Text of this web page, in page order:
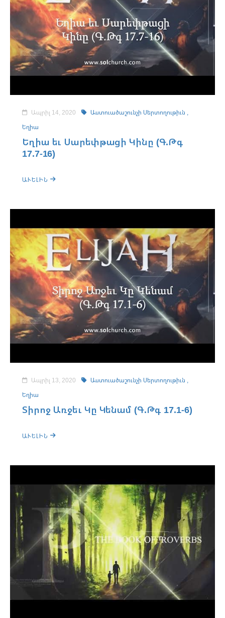
Ապրիլ 14, 2020
Աստուածաշունչի Սերտողութիւն ,
Եղիա
Եղիա եւ Սարեփթացի Կինը (Գ.Թգ
17.7-16)
ԱՒԵԼԻՆ
Ապրիլ 13, 2020
Աստուածաշունչի Սերտողութիւն ,
Եղիա
Տիրոջ Առջեւ Կը Կենամ (Գ.Թգ 17.1-6)
ԱՒԵԼԻՆ